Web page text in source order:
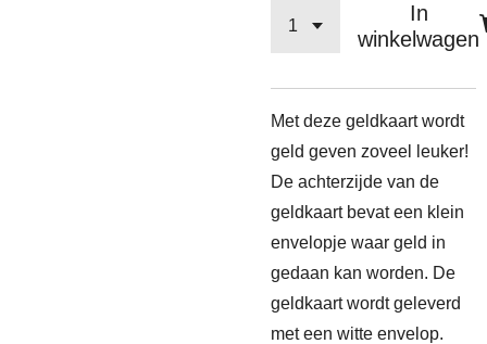
In
winkelwagen
Met deze geldkaart wordt
geld geven zoveel leuker!
De achterzijde van de
geldkaart bevat een klein
envelopje waar geld in
gedaan kan worden. De
geldkaart wordt geleverd
met een witte envelop.